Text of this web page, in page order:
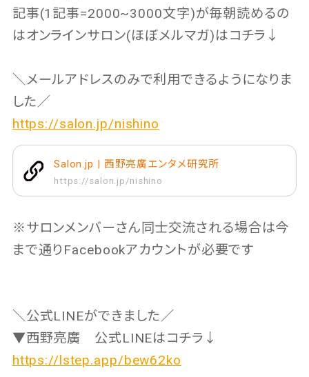
記事(1記事=2000~3000文字)が毎朝読めるの
はオンラインサロン(ほぼメルマガ)はコチラ↓
＼メールアドレスのみで利用できるようになりま
した／
https://salon.jp/nishino
Salon.jp | 西野亮廣エンタメ研究所
https://salon.jp/nishino
※サロンメンバーさん同士交流される場合は今
まで通りFacebookアカウントが必要です
＼公式LINEができました／
▼西野亮廣 公式LINEはコチラ↓
https://lstep.app/bew62ko